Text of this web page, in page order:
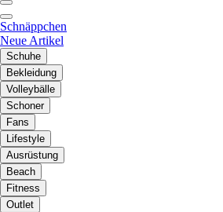
Schnäppchen
Neue Artikel
Schuhe
Bekleidung
Volleybälle
Schoner
Fans
Lifestyle
Ausrüstung
Beach
Fitness
Outlet